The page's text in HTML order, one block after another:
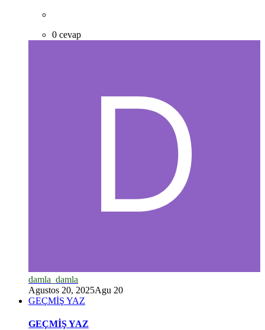
0 cevap
damla_damla
Agustos 20, 2025Agu 20
GEÇMİŞ YAZ
GEÇMİŞ YAZ